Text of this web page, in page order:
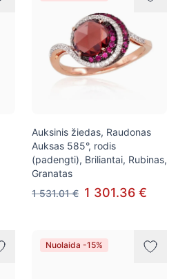
Auksinis žiedas, Raudonas
Auksas 585°, rodis
(padengti), Briliantai, Rubinas,
Granatas
1 531.01 € 1 301.36 €
Nuolaida -15%